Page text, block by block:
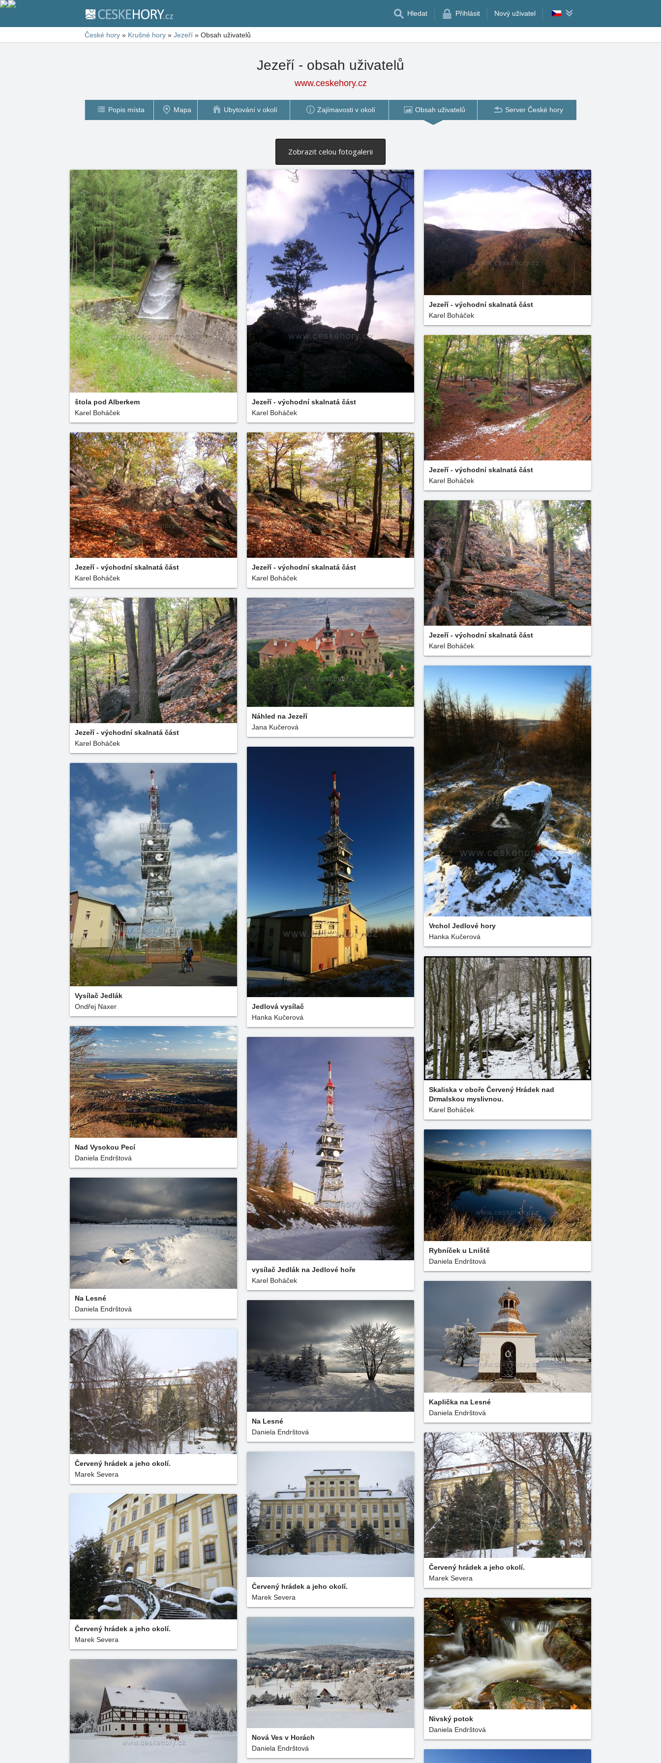
Hledat Přihlásit Nový uživatel
České hory » Krušné hory » Jezeří » Obsah uživatelů
Jezeří - obsah uživatelů
www.ceskehory.cz
Popis místa Mapa Ubytování v okolí Zajímavosti v okolí Obsah uživatelů Server České hory
Zobrazit celou fotogalerii
štola pod Alberkem
Karel Boháček
Jezeří - východní skalnatá část
Karel Boháček
Jezeří - východní skalnatá část
Karel Boháček
Jezeří - východní skalnatá část
Karel Boháček
Jezeří - východní skalnatá část
Karel Boháček
Jezeří - východní skalnatá část
Karel Boháček
Jezeří - východní skalnatá část
Karel Boháček
Jezeří - východní skalnatá část
Karel Boháček
Náhled na Jezeří
Jana Kučerová
Vrchol Jedlové hory
Hanka Kučerová
Jedlová vysílač
Hanka Kučerová
Vysílač Jedlák
Ondřej Naxer
Skaliska v oboře Červený Hrádek nad
Drmalskou myslivnou.
Karel Boháček
Nad Vysokou Pecí
Daniela Endrštová
vysílač Jedlák na Jedlové hoře
Karel Boháček
Rybníček u Lniště
Daniela Endrštová
Na Lesné
Daniela Endrštová
Kaplička na Lesné
Daniela Endrštová
Na Lesné
Daniela Endrštová
Červený hrádek a jeho okolí.
Marek Severa
Červený hrádek a jeho okolí.
Marek Severa
Červený hrádek a jeho okolí.
Marek Severa
Červený hrádek a jeho okolí.
Marek Severa
Nivský potok
Daniela Endrštová
Nová Ves v Horách
Daniela Endrštová